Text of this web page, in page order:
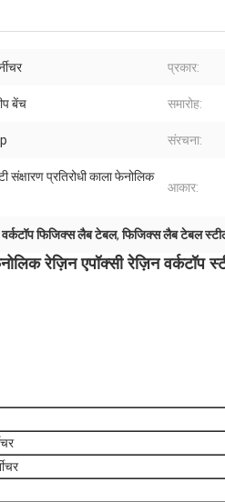
प्रकार:
बेंच समारोह:
संरचना:
संक्षारण प्रतिरोधी काला फेनोलिक
आकार:
फिजिक्स लैब टेबल,फिजिक्स लैब टेबल
रेज़िन एपॉक्सी रेज़िन वर्कटॉप